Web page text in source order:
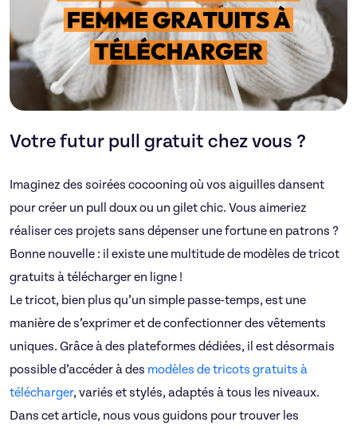
Votre futur pull gratuit chez vous ?
Imaginez des soirées cocooning où vos aiguilles dansent
pour créer un pull doux ou un gilet chic. Vous aimeriez
réaliser ces projets sans dépenser une fortune en patrons ?
Bonne nouvelle : il existe une multitude de modèles de tricot
gratuits à télécharger en ligne !
Le tricot, bien plus qu’un simple passe-temps, est une
manière de s’exprimer et de confectionner des vêtements
uniques. Grâce à des plateformes dédiées, il est désormais
possible d’accéder à des modèles de tricots gratuits à
télécharger, variés et stylés, adaptés à tous les niveaux.
Dans cet article, nous vous guidons pour trouver les